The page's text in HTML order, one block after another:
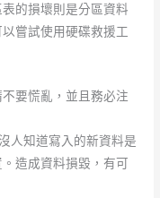
的損壞則是分區資料
嘗試使用硬碟救援工
要慌亂，並且務必注
人知道寫入的新資料是
造成資料損毀，有可